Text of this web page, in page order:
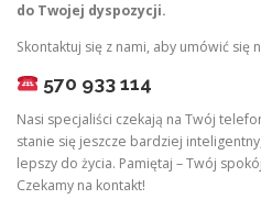
do Twojej dyspozycji.
Skontaktuj się z nami, aby umówić się
570 933 114
Nasi specjaliści czekają na Twój
stanie się jeszcze bardziej
lepszy do życia. Pamiętaj – Twój
Czekamy na kontakt!